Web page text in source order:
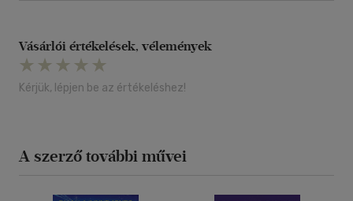
Vásárlói értékelések, vélemények
Kérjük, lépjen be az értékeléshez!
A szerző további művei